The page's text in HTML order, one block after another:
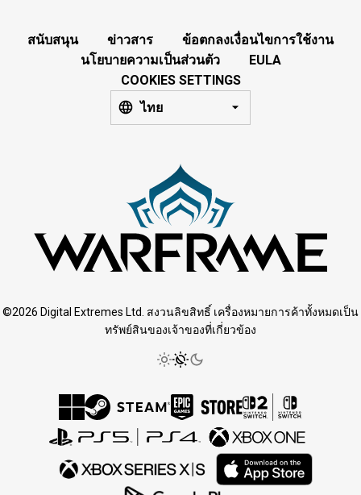
สนับสนุน ข่าวสาร
ข้อตกลงเงื่อนไขการใช้งาน
นโยบายความเป็นส่วนตัว
EULA
COOKIES SETTINGS
ไทย
©2026 Digital Extremes Ltd. สงวนลิขสิทธิ์ เครื่องหมายการค้าทั้งหมดเป็น
ทรัพย์สินของเจ้าของที่เกี่ยวข้อง